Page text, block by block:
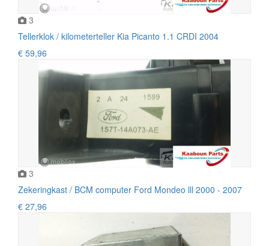
3
Tellerklok / kilometerteller Kia Picanto 1.1 CRDI 2004
€ 59,96
3
Zekeringkast / BCM computer Ford Mondeo lll 2000 - 2007
€ 27,96